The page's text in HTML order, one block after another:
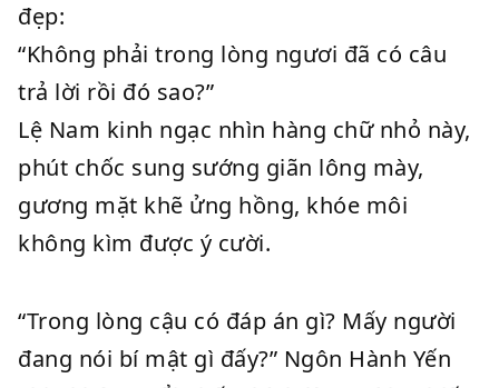
đẹp:
“Không phải trong lòng ngươi đã có câu
trả lời rồi đó sao?”
Lệ Nam kinh ngạc nhìn hàng chữ nhỏ này,
phút chốc sung sướng giãn lông mày,
gương mặt khẽ ửng hồng, khóe môi
không kìm được ý cười.
“Trong lòng cậu có đáp án gì? Mấy người
đang nói bí mật gì đấy?” Ngôn Hành Yến